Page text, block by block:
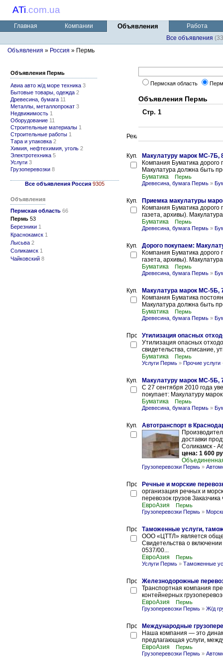
ATi.com.ua
Главная Компании Объявления
Работа
Все объявления
Объявления » Россия » Пермь
Объявления Пермь
Авиа авто ж/д море техника 3
Бытовые товары, одежда 2
Древесина, бумага 11
Металлы, металлопрокат 3
Недвижимость 1
Оборудование 11
Строительные материалы 1
Строительные работы 1
Тара и упаковка 2
Химия, нефтехимия, уголь 2
Электротехника 5
Услуги 3
Грузоперевозки 8
Все объявления Россия 9305
Объявления
Пермская область 66
Пермь 53
Березники 1
Краснокамск 1
Лысьва 2
Соликамск 1
Чайковский 8
Пермская область
Объявления Пермь
Стр. 1
Макулатуру марок МС-7Б,
Компания Буматика дорого
Макулатура должна быть
Буматика
Пермь
Древесина, бумага Пермь »
Приемка макулатуры
Компания Буматика
газета, архивы).
Буматика
Пермь
Древесина, бумага Пермь »
Дорого покупаем:
Компания Буматика
газета, архивы).
Буматика
Пермь
Древесина, бумага Пермь »
Макулатура марок МС-5Б,
Компания Буматика
Макулатура должна быть
Буматика
Пермь
Древесина, бумага Пермь »
Утилизация опасных
Утилизация опасных
свидетельства, списание,
Буматика
Пермь
Услуги Пермь » Прочие услуги
Макулатуру марок МС-5Б,
С 27 сентября 2010 года
покупает: Макулатуру
Буматика
Пермь
Древесина, бумага Пермь »
Автотранспорт в
доставки
Соликамск -
цена: 1 600
Грузоперевозки Пермь »
Речные и морские
организация речных и
перевозок грузов
ЕвроАзия
Пермь
Грузоперевозки Пермь »
Таможенные услуги,
ООО «ЦТТЛ» является
Свидетельства о
0537/00...
ЕвроАзия
Пермь
Услуги Пермь » Таможенные
Железнодорожные
Транспортная компания
контейнерных
ЕвроАзия
Пермь
Грузоперевозки Пермь » Ж/д
Международные
Наша компания — это
предлагающая услуги,
ЕвроАзия
Пермь
Грузоперевозки Пермь »